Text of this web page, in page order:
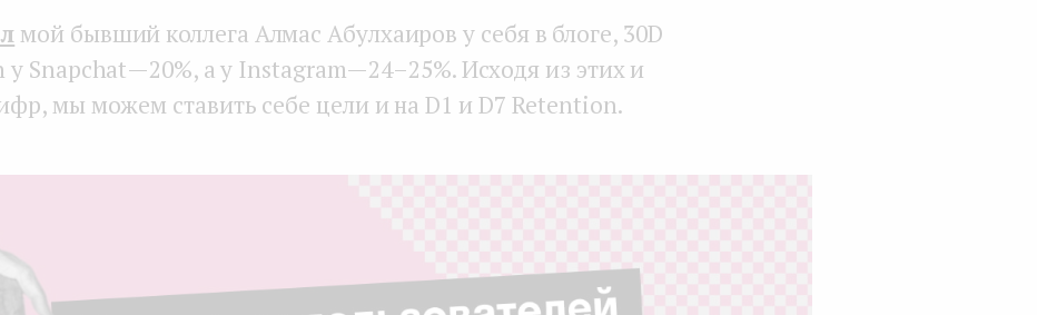
мой бывший коллега Алмас Абулхаиров у себя в блоге, 30D
Snapchat — 20%, а у Instagram — 24–25%. Исходя из этих и
мы можем ставить себе цели и на D1 и D7 Retention.